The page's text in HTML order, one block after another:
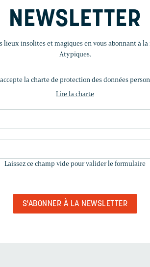
NEWSLETTER
lieux insolites et magiques en vous abonnant à la
Atypiques.
la charte de protection des données
Lire la charte
CHAMP
Laissez ce champ vide pour valider le formulaire